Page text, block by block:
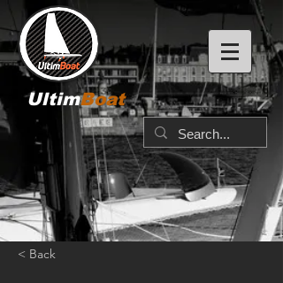
UltimBoat
< Back